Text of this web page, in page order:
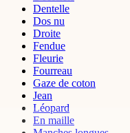
Dentelle
Dos nu
Droite
Fendue
Fleurie
Fourreau
Gaze de coton
Jean
Léopard
En maille